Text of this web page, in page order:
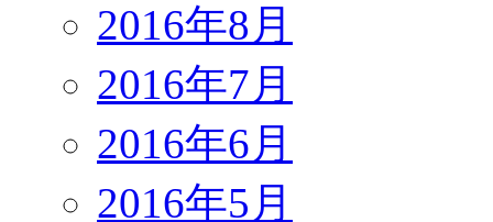
2016年8月
2016年7月
2016年6月
2016年5月